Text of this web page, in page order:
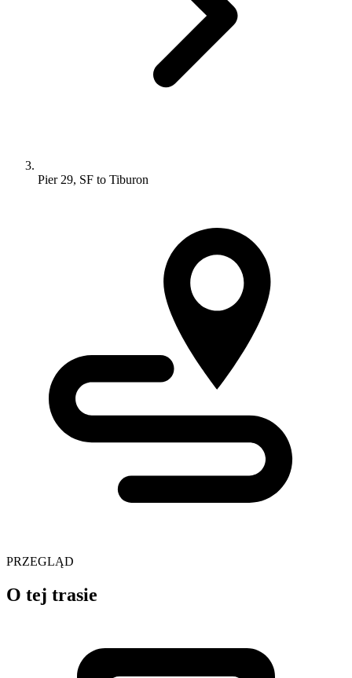
Pier 29, SF to Tiburon
PRZEGLĄD
O tej trasie